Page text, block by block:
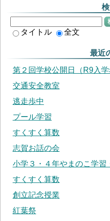
タイトル 全文
最近
第２回学校公開日（R9入学
交通安全教室
逃走歩中
プール学習
すくすく算数
志賀お話の会
小学３・４年やまのこ学習
すくすく算数
創立記念授業
紅葉祭